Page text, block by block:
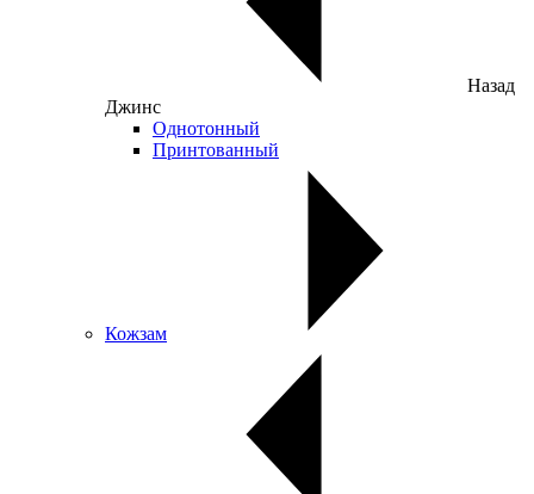
Назад
Джинс
Однотонный
Принтованный
Кожзам